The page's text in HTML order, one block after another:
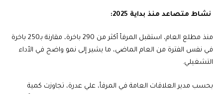
نشاط متصاعد منذ بداية 2025:
منذ مطلع العام، استقبل المرفأ أكثر من 290 باخرة، مقارنة بـ250 باخرة
في نفس الفترة من العام الماضي، ما يشير إلى نمو واضح في الأداء
التشغيلي.
بحسب مدير العلاقات العامة في المرفأ، علي عدرة، تجاوزت كمية